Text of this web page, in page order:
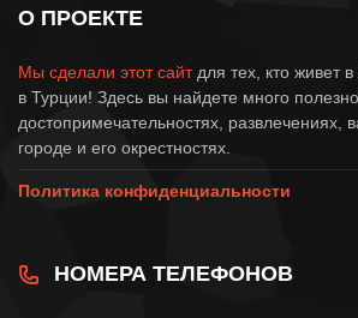
О ПРОЕКТЕ
Мы сделали этот сайтдля тех, кто живет
в Турции! Здесь вы найдете много
достопримечательностях, развлечениях,
городе и его окрестностях.
Политика конфиденциальности
НОМЕРА ТЕЛЕФОНОВ